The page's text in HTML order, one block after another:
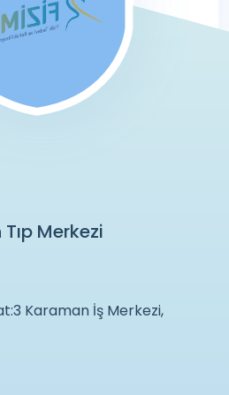
Merkezi
Karaman İş Merkezi,